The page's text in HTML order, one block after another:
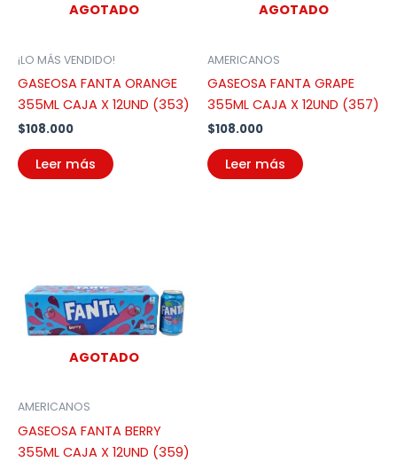
AGOTADO
¡LO MÁS VENDIDO!
GASEOSA FANTA ORANGE
355ML CAJA X 12UND (353)
$108.000
Leer más
AGOTADO
AMERICANOS
GASEOSA FANTA GRAPE
355ML CAJA X 12UND (357)
$108.000
Leer más
AGOTADO
AMERICANOS
GASEOSA FANTA BERRY
355ML CAJA X 12UND (359)